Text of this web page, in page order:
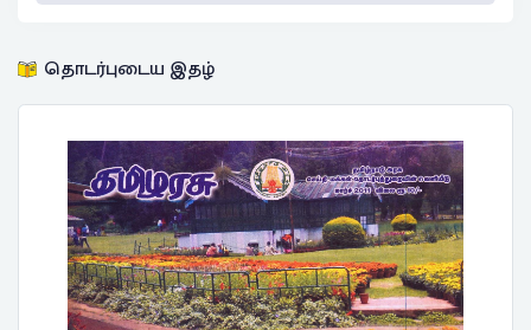
தொடர்புடைய இதழ்